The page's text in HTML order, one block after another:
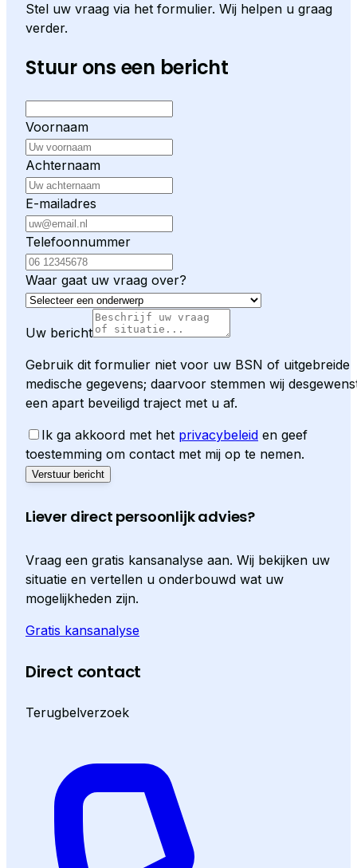
Stel uw vraag via het formulier. Wij helpen u graag
verder.
Stuur ons een bericht
Voornaam
Achternaam
E-mailadres
Telefoonnummer
Waar gaat uw vraag over?
Uw bericht
Gebruik dit formulier niet voor uw BSN of uitgebreide
medische gegevens; daarvoor stemmen wij
een apart beveiligd traject met u af.
Ik ga akkoord met het privacybeleid en geef
toestemming om contact met mij op te nemen.
Verstuur bericht
Liever direct persoonlijk advies?
Vraag een gratis kansanalyse aan. Wij bekijken uw
situatie en vertellen u onderbouwd wat uw
mogelijkheden zijn.
Gratis kansanalyse
Direct contact
Terugbelverzoek